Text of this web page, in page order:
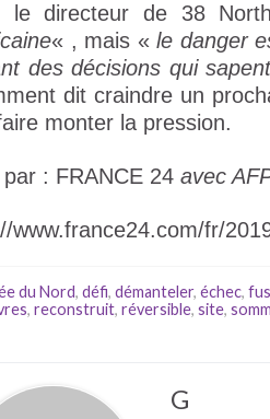
le directeur de 38
« , mais « le danger
des décisions qui
dit craindre un
monter la pression.
par : FRANCE 24 avec
www.france24.com/fr/
du Nord, défi, démanteler, échec,
, reconstruit, réversible, site,
G